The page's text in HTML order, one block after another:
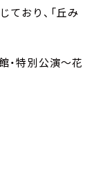
おり、「丘み
・特別公演～花